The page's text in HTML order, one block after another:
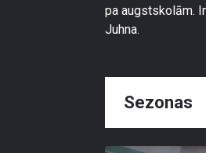
pa augstskolām.
Juhna.
Sezonas